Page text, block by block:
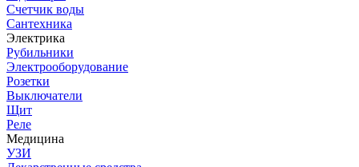
Счетчик воды
Сантехника
Электрика
Рубильники
Электрооборудование
Розетки
Выключатели
Щит
Реле
Медицина
УЗИ